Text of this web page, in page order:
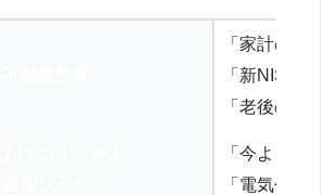
「家計の見
「新NISA
「老後の
「今より
「電気代を